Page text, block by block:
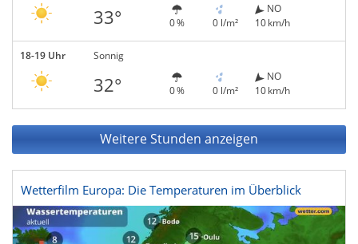
33° 0 % 0 l/m²
NO
10 km/h
18-19 Uhr Sonnig
32° 0 % 0 l/m²
NO
10 km/h
Weitere Stunden anzeigen
Wetterfilm Europa: Die Temperaturen im Überblick